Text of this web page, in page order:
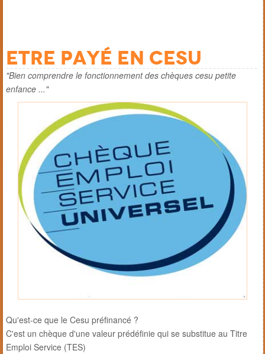
Etre payé en cesu
"Bien comprendre le fonctionnement des chèques cesu petite
enfance ..."
Qu'est-ce que le Cesu préfinancé ?
C'est un chèque d'une valeur prédéfinie qui se substitue au Titre
Emploi Service (TES)